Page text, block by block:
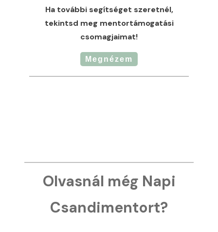
Ha további segítséget szeretnél,
tekintsd meg mentortámogatási
csomagjaimat!
Megnézem
Olvasnál még Napi
Csandimentort?